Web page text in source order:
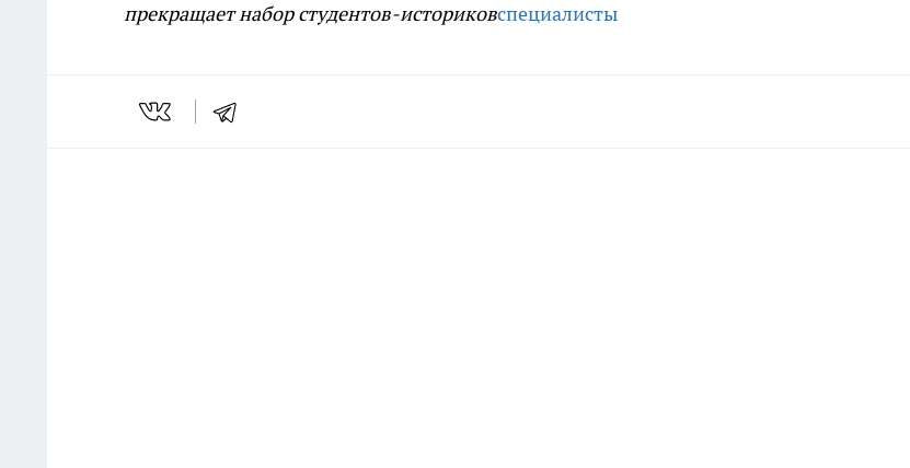
прекращает набор студентов-историковспециалисты